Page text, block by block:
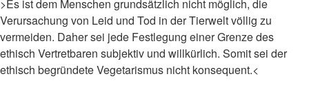
>Es ist dem Menschen grundsätzlich nicht möglich, die
Verursachung von Leid und Tod in der Tierwelt völlig zu
vermeiden. Daher sei jede Festlegung einer Grenze des
ethisch Vertretbaren subjektiv und willkürlich. Somit sei der
ethisch begründete Vegetarismus nicht konsequent.<